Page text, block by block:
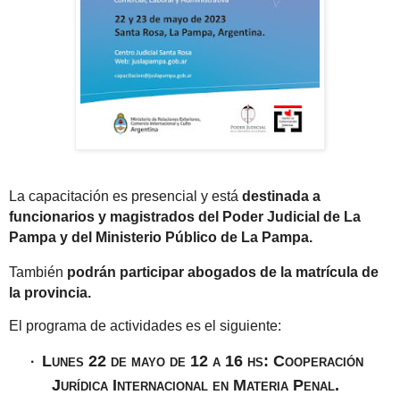
La capacitación es presencial y está destinada a
funcionarios y magistrados del Poder Judicial de La
Pampa y del Ministerio Público de La Pampa.
También podrán participar abogados de la matrícula de
la provincia.
El programa de actividades es el siguiente:
· Lunes 22 de mayo de 12 a 16 hs: Cooperación
Jurídica Internacional en Materia Penal.